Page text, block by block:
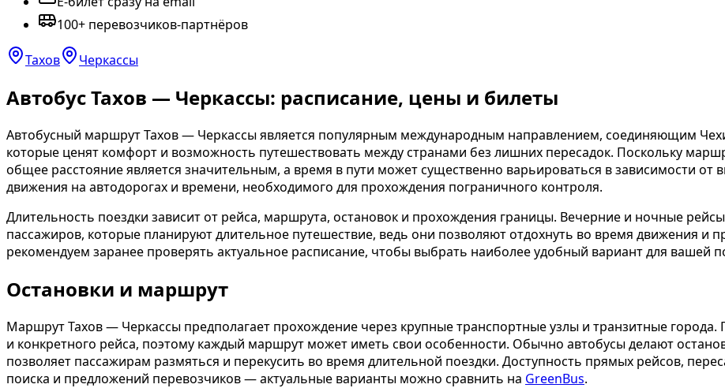
100+ перевозчиков-партнёров
Тахов Черкассы
Автобус Тахов — Черкассы: расписание, цены и билеты
Автобусный маршрут Тахов — Черкассы является популярным международным направлением, соединяющим
которые ценят комфорт и возможность путешествовать между странами без лишних пересадок. Поскольку
общее расстояние является значительным, а время в пути может существенно варьироваться в зависимости от
движения на автодорогах и времени, необходимого для прохождения пограничного контроля.
Длительность поездки зависит от рейса, маршрута, остановок и прохождения границы. Вечерние и ночные
пассажиров, которые планируют длительное путешествие, ведь они позволяют отдохнуть во время движения и
рекомендуем заранее проверять актуальное расписание, чтобы выбрать наиболее удобный вариант для вашей
Остановки и маршрут
Маршрут Тахов — Черкассы предполагает прохождение через крупные транспортные узлы и транзитные
и конкретного рейса, поэтому каждый маршрут может иметь свои особенности. Обычно автобусы делают
позволяет пассажирам размяться и перекусить во время длительной поездки. Доступность прямых рейсов,
поиска и предложений перевозчиков — актуальные варианты можно сравнить на GreenBus.